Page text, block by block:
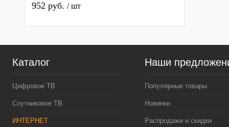
952 руб. / шт
Каталог
Цифровое ТВ
Спутниковое ТВ
ИНТЕРНЕТ
Наши
Популярные товары
Новинки
Распродажи и скидки